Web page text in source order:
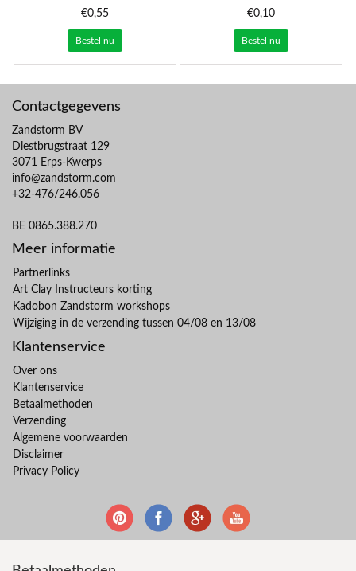
€0,55
Bestel nu
€0,10
Bestel nu
Contactgegevens
Zandstorm BV
Diestbrugstraat 129
3071 Erps-Kwerps
info@zandstorm.com
+32-476/246.056
BE 0865.388.270
Meer informatie
Partnerlinks
Art Clay Instructeurs korting
Kadobon Zandstorm workshops
Wijziging in de verzending tussen 04/08 en 13/08
Klantenservice
Over ons
Klantenservice
Betaalmethoden
Verzending
Algemene voorwaarden
Disclaimer
Privacy Policy